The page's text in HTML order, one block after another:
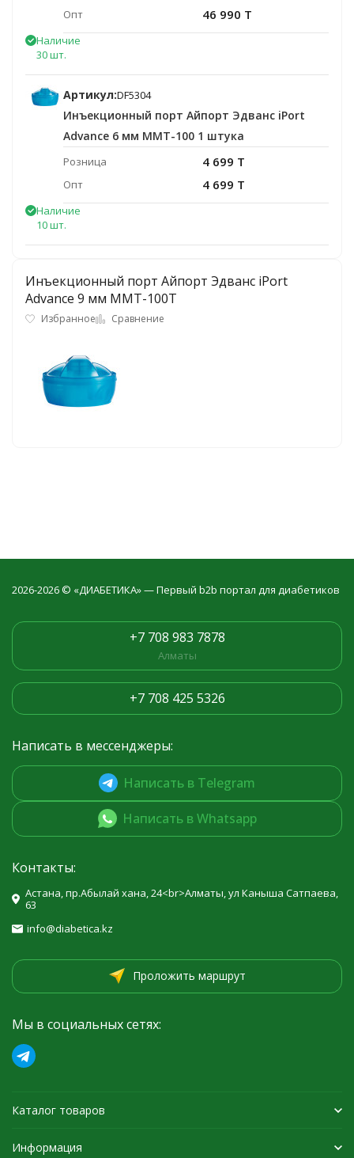
Опт 46 990 T
Наличие
30 шт.
Артикул:DF5304
Инъекционный порт Айпорт Эдванс iPort
Advance 6 мм ММТ-100 1 штука
Розница 4 699 T
Опт 4 699 T
Наличие
10 шт.
Инъекционный порт Айпорт Эдванс iPort
Advance 9 мм ММТ-100Т
Избранное Сравнение
2026-2026 © «ДИАБЕТИКА» — Первый b2b портал для диабетиков
+7 708 983 7878
Алматы
+7 708 425 5326
Написать в мессенджеры:
Написать в Telegram
Написать в Whatsapp
Контакты:
Астана, пр.Абылай хана, 24<br>Алматы, ул Каныша Сатпаева,
63
info@diabetica.kz
Проложить маршрут
Мы в социальных сетях:
Каталог товаров
Информация